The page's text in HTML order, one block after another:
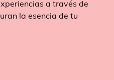
a través de
la esencia de tu